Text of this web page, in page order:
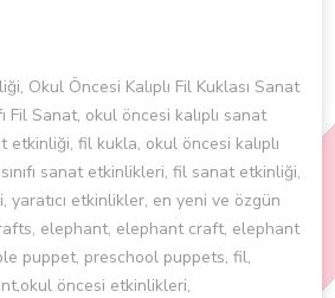
Okul Öncesi Kalıplı Fil Kuklası Sanat
Fil Sanat, okul öncesi kalıplı sanat
fil kukla, okul öncesi kalıplı
sanat etkinlikleri, fil sanat etkinliği,
yaratıcı etkinlikler, en yeni ve özgün
elephant, elephant craft, elephant
puppet, preschool puppets, fil,
öncesi etkinlikleri,